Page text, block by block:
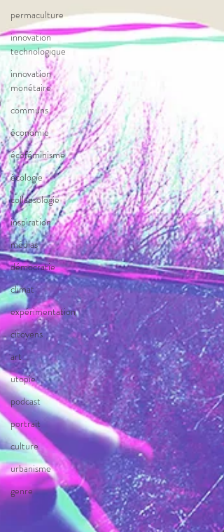
permaculture
innovation
technologique
innovation
monétaire
communs
économie
écoféminisme
écologie
collapsologie
inspiration
médias
démocratie
climat
expérimentation
citoyens
art
utopie
podcast
portrait
culture
urbanisme
genre